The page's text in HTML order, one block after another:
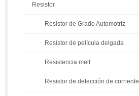
Resistor
Resistor de Grado Automotriz
Resistor de película delgada
Resistencia melf
Resistor de detección de corriente